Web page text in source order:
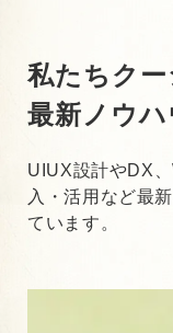
私たちクー
最新ノウ
UIUX設計やDX
入・活用など最
ています。